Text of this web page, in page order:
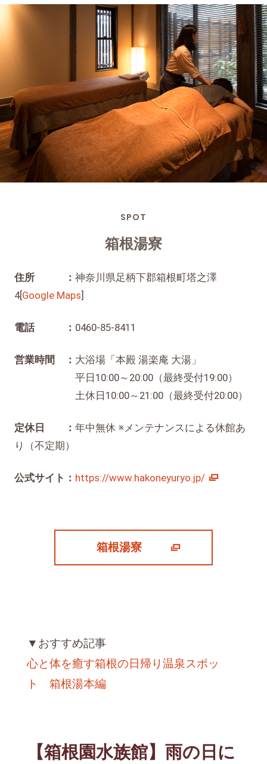
SPOT
箱根湯寮
住所 ： 神奈川県足柄下郡箱根町塔之澤
4[Google Maps]
電話 ： 0460-85-8411
営業時間 ： 大浴場「本殿 湯楽庵 大湯」
平日10:00～20:00（最終受付19:00）
土休日10:00～21:00（最終受付20:00）
定休日 ： 年中無休 ※メンテナンスによる休館あ
り（不定期）
公式サイト： https://www.hakoneyuryo.jp/
箱根湯寮
▼おすすめ記事
心と体を癒す箱根の日帰り温泉スポッ
ト 箱根湯本編
【箱根園水族館】雨の日に